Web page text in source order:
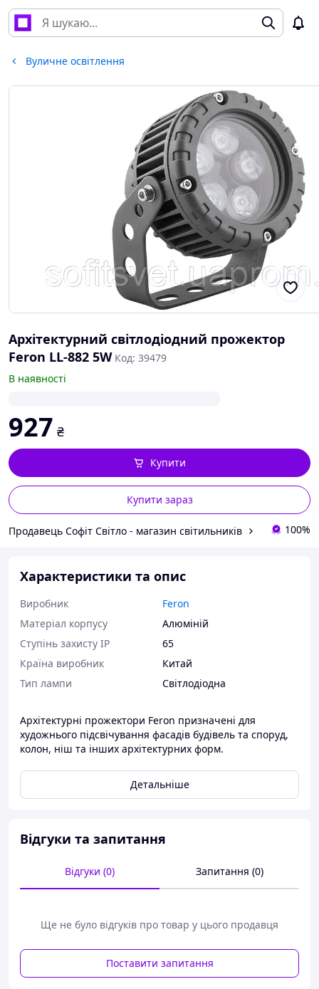
Вуличне освітлення
Архітектурний світлодіодний прожектор
Feron LL-882 5W Код: 39479
В наявності
927 ₴
Купити зараз
Купити
Продавець Софіт Світло - магазин світильників 100%
Характеристики та опис
Виробник
Feron
Матеріал корпусу
Алюміній
Ступінь захисту IP
65
Країна виробник
Китай
Тип лампи
Світлодіодна
Архітектурні прожектори Feron призначені для
художнього підсвічування фасадів будівель та споруд,
колон, ніш та інших архітектурних форм.
Детальніше
Відгуки та запитання
Відгуки (0) Запитання (0)
Ще не було відгуків про товар у цього продавця
Поставити запитання